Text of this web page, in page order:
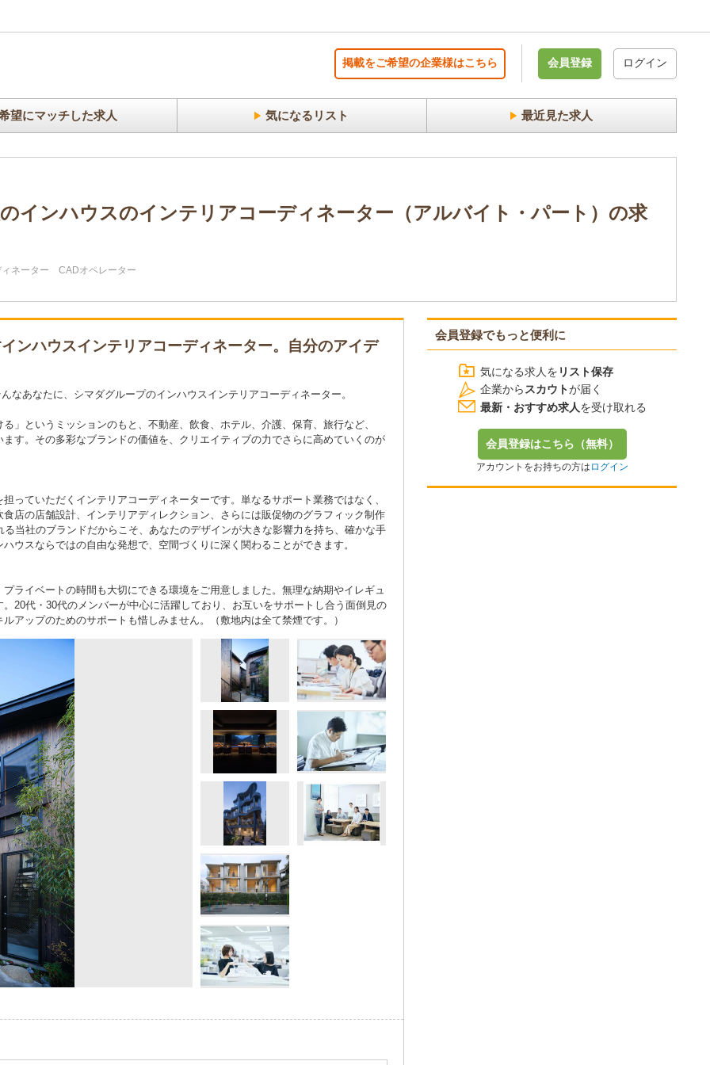
掲載をご希望の企業様はこちら 会員登録 ログイン
望にマッチした求人 気になるリスト 最近見た求人
インハウスのインテリアコーディネーター（アルバイト・パート）の求
ネーター CADオペレーター
ンハウスインテリアコーディネーター。自分のアイデ
あなたに、シマダグループのインハウスインテリアコーディネーター。
」というミッションのもと、不動産、飲食、ホテル、介護、保育、旅行など、
す。その多彩なブランドの価値を、クリエイティブの力でさらに高めていくのが
っていただくインテリアコーディネーターです。単なるサポート業務ではなく、
店の店舗設計、インテリアディレクション、さらには販促物のグラフィック制作
当社のブランドだからこそ、あなたのデザインが大きな影響力を持ち、確かな手
ウスならではの自由な発想で、空間づくりに深く関わることができます。
ライベートの時間も大切にできる環境をご用意しました。無理な納期やイレギュ
20代・30代のメンバーが中心に活躍しており、お互いをサポートし合う面倒見の
アップのためのサポートも惜しみません。（敷地内は全て禁煙です。）
会員登録でもっと便利に
気になる求人を リスト保存
企業から スカウトが届く
最新・おすすめ求人を受け取れる
会員登録はこちら（無料）
アカウントをお持ちの方は ログイン